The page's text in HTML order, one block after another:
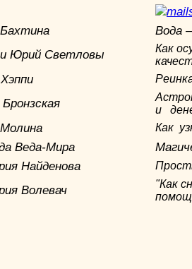
Вода
Юрий Светловы
Как
и
Как
Веда-Мира
Найденова
Волевач
"Как